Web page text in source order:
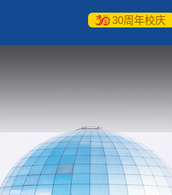
30周年校庆